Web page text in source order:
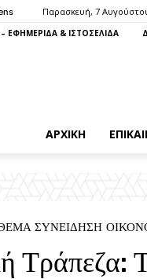
Παρασκευή, 7
ΕΦΗΜΕΡΙΔΑ & ΙΣΤΟΣΕΛΙΔΑ
ΑΡΧΙΚΉ
ΣΥΝΕΊΔΗΣΗ
Τράπεζα: